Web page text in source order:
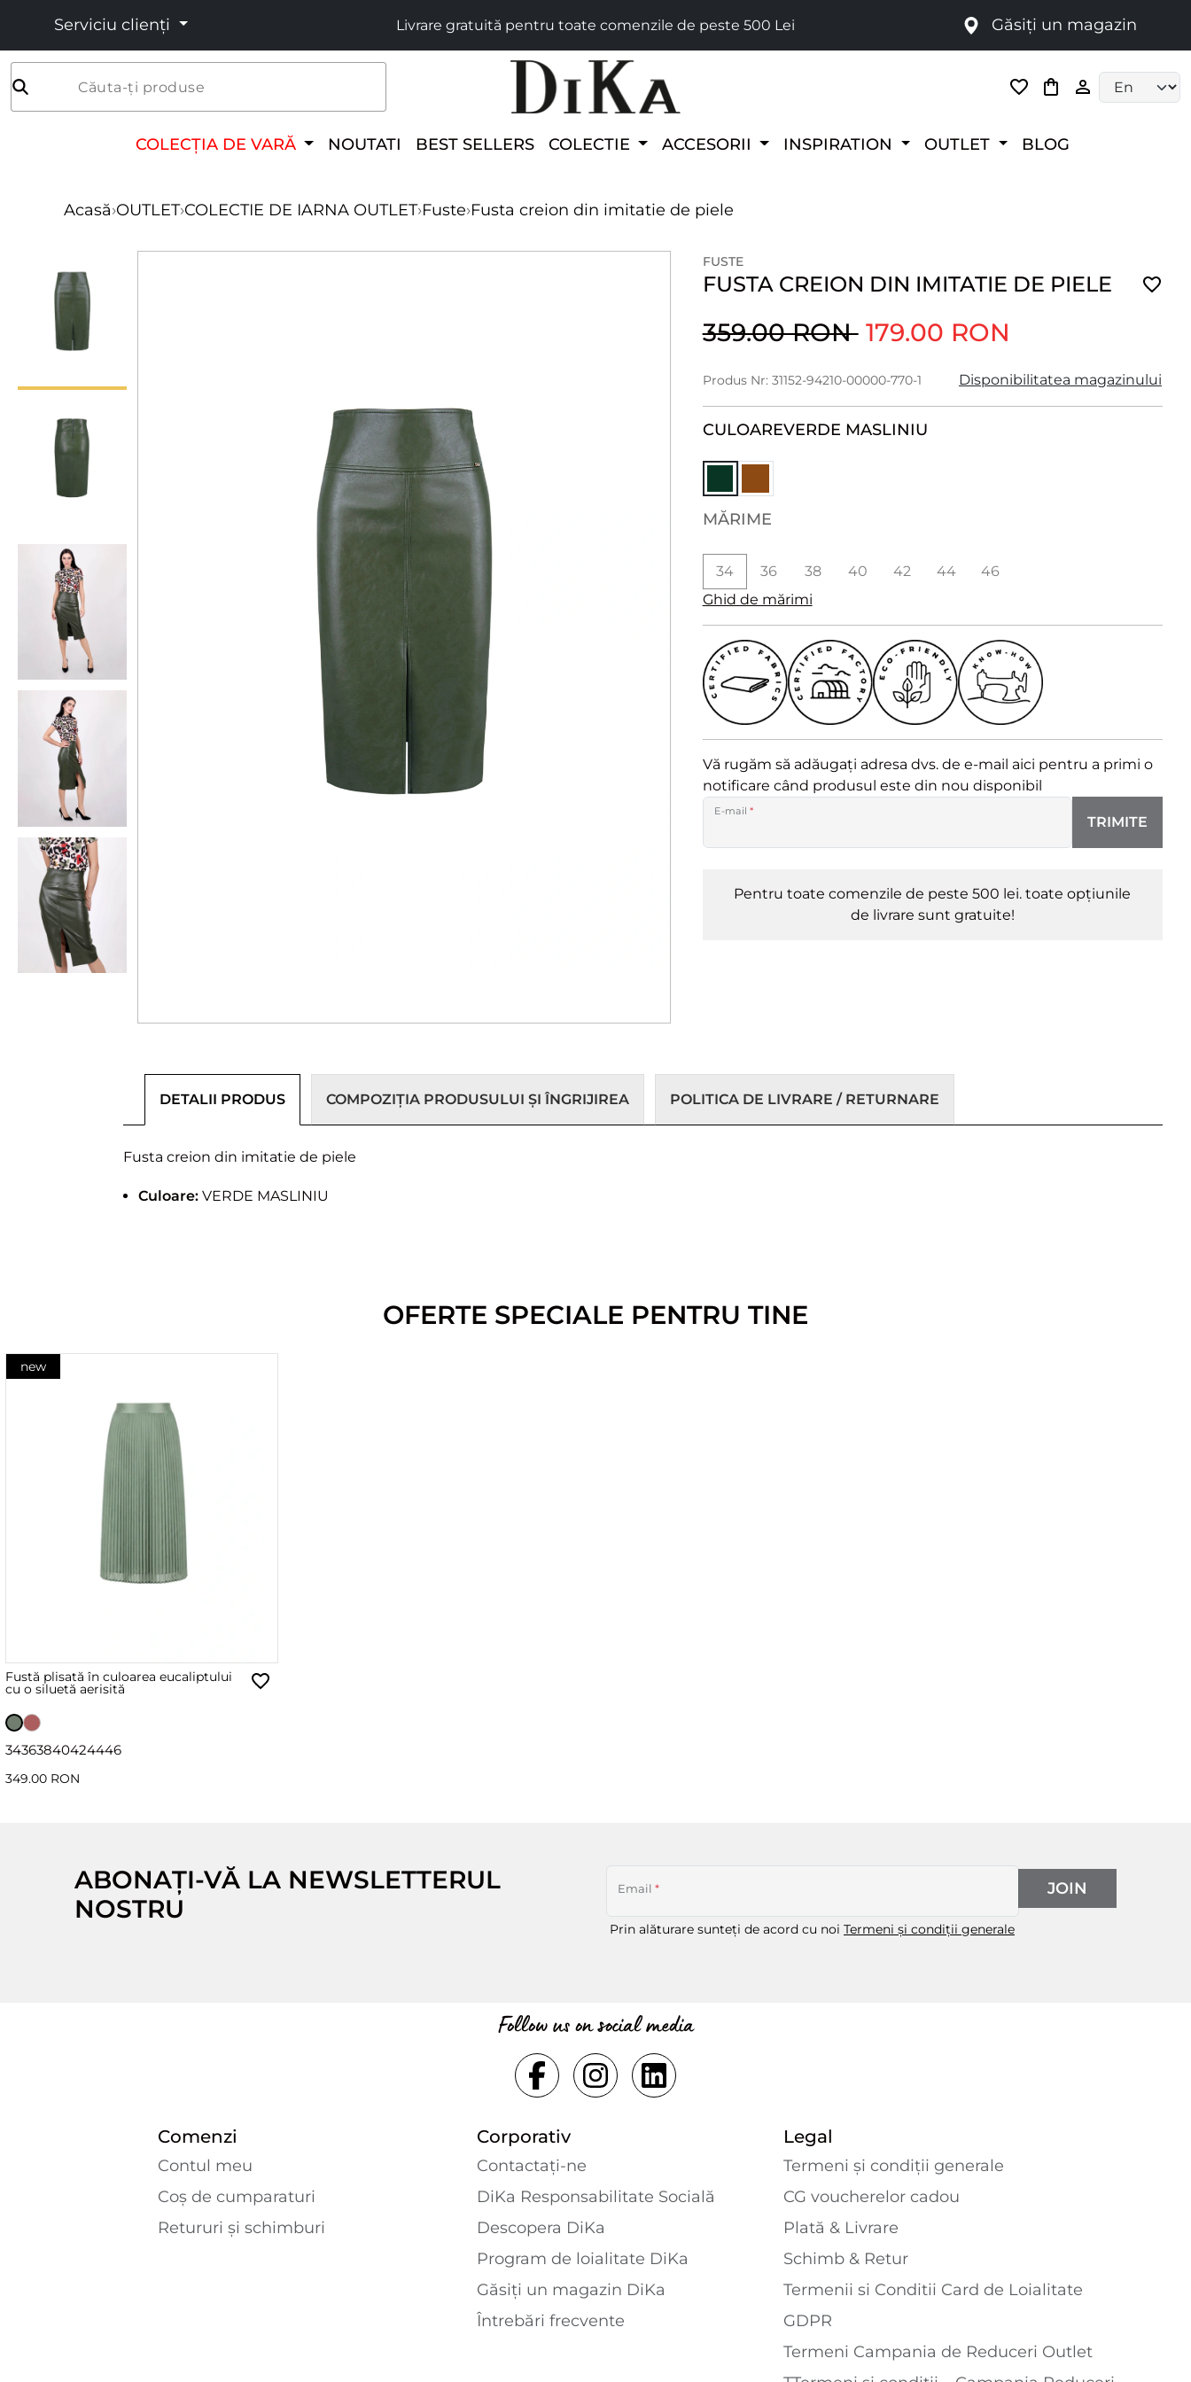
Serviciu clienți Livrare gratuită pentru toate comenzile de peste 500 Lei Găsiți un magazin
Căuta-ți produse
COLECȚIA DE VARĂ NOUTATI BEST SELLERS COLECTIE ACCESORII INSPIRATION OUTLET BLOG
Acasă›OUTLET›COLECTIE DE IARNA OUTLET›Fuste›Fusta creion din imitatie de piele
FUSTE
FUSTA CREION DIN IMITATIE DE PIELE
359.00 RON 179.00 RON
Produs Nr: 31152-94210-00000-770-1 Disponibilitatea magazinului
CULOAREVERDE MASLINIU
MĂRIME
34 36 38 40 42 44
46
Ghid de mărimi
Vă rugăm să adăugați adresa dvs. de e-mail aici pentru a primi o
notificare când produsul este din nou disponibil
E-mail *
TRIMITE
Pentru toate comenzile de peste 500 lei. toate opțiunile
de livrare sunt gratuite!
DETALII PRODUS COMPOZIȚIA PRODUSULUI ȘI ÎNGRIJIREA POLITICA DE LIVRARE / RETURNARE
Fusta creion din imitatie de piele
Culoare: VERDE MASLINIU
OFERTE SPECIALE PENTRU TINE
new
Fustă plisată în culoarea eucaliptului
cu o siluetă aerisită
34363840424446
349.00 RON
ABONAȚI-VĂ LA NEWSLETTERUL
NOSTRU
Email *
Prin alăturare sunteți de acord cu noi Termeni și condiții generale
JOIN
Follow us on social media
Comenzi
Contul meu
Coș de cumparaturi
Retururi și schimburi
Corporativ
Contactaţi-ne
DiKa Responsabilitate Socială
Descopera DiKa
Program de loialitate DiKa
Găsiți un magazin DiKa
Întrebări frecvente
Legal
Termeni și condiții generale
CG voucherelor cadou
Plată & Livrare
Schimb & Retur
Termenii si Conditii Card de Loialitate
GDPR
Termeni Campania de Reduceri Outlet